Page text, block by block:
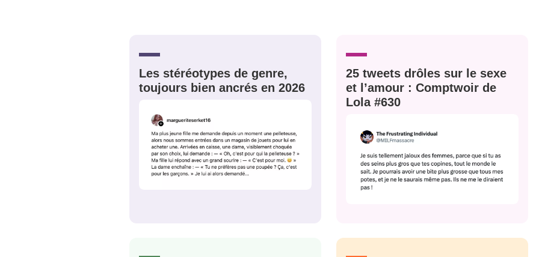
Les stéréotypes de genre,
toujours bien ancrés en 2026
25 tweets drôles sur le sexe
et l’amour : Comptwoir de
Lola #630